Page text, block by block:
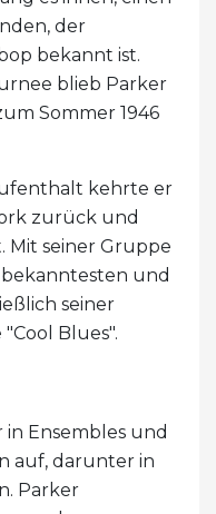
der
bekannt ist.
blieb Parker
Sommer 1946
kehrte er
zurück und
seiner Gruppe
und
seiner
Blues".
in Ensembles und
auf, darunter in
Parker